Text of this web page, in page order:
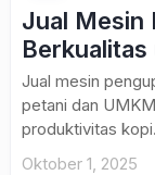
Jual Mesin
Jual mesin
petani dan
produktivitas
Oktober 1, 2025